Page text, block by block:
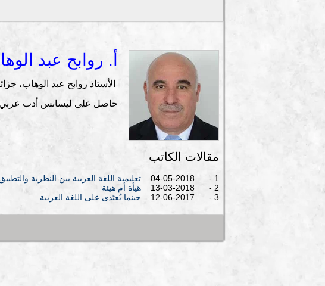
أ. روابح عبد
الأستاذ روابح عبد الوهاب، جزائري من مواليد العام
حاصل على ليسانس أدب عربي
مقالات الكاتب
1 - 04-05-2018
تعليمية اللغة العربية بين النظرية والتطبيق
2 - 13-03-2018
هيأة أم هيئة
3 - 12-06-2017
حينما يُعتَدى على اللغة العربية